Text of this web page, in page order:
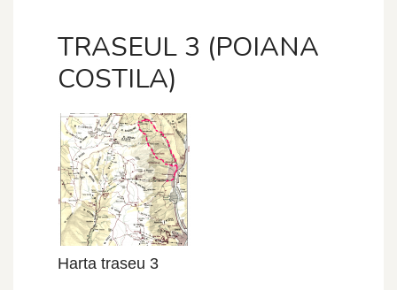
TRASEUL 3 (POIANA
COSTILA)
Harta traseu 3